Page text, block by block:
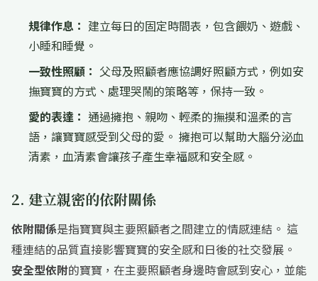
規律作息： 建立每日的固定時間表，包含餵奶、遊戲、
小睡和睡覺。
一致性照顧： 父母及照顧者應協調好照顧方式，例如安
撫寶寶的方式、處理哭鬧的策略等，保持一致。
愛的表達： 通過擁抱、親吻、輕柔的撫摸和溫柔的言
語，讓寶寶感受到父母的愛。 擁抱可以幫助大腦分泌血
清素，血清素會讓孩子產生幸福感和安全感。
2. 建立親密的依附關係
依附關係是指寶寶與主要照顧者之間建立的情感連結。 這
種連結的品質直接影響寶寶的安全感和日後的社交發展。
安全型依附的寶寶，在主要照顧者身邊時會感到安心，並能